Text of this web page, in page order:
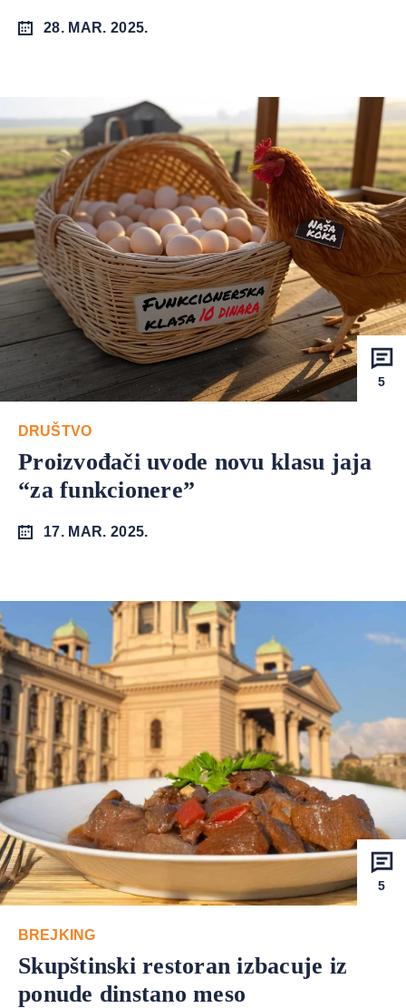
28. MAR. 2025.
5
DRUŠTVO
Proizvođači uvode novu klasu jaja
“za funkcionere”
17. MAR. 2025.
5
BREJKING
Skupštinski restoran izbacuje iz
ponude dinstano meso